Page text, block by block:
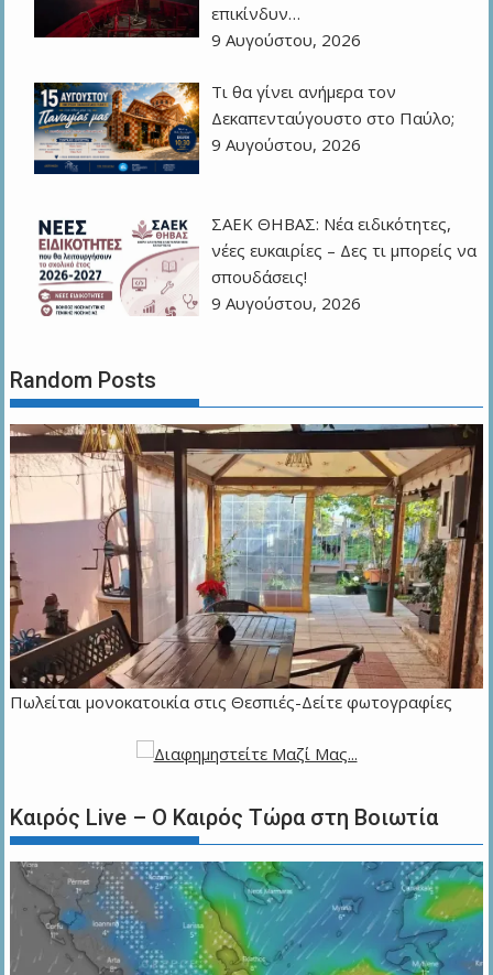
επικίνδυν…
9 Αυγούστου, 2026
Τι θα γίνει ανήμερα τον
Δεκαπενταύγουστο στο Παύλο;
9 Αυγούστου, 2026
ΣΑΕΚ ΘΗΒΑΣ: Νέα ειδικότητες,
νέες ευκαιρίες – Δες τι μπορείς να
σπουδάσεις!
9 Αυγούστου, 2026
Random Posts
Πωλείται μονοκατοικία στις Θεσπιές-Δείτε φωτογραφίες
Καιρός Live – Ο Καιρός Τώρα στη Βοιωτία